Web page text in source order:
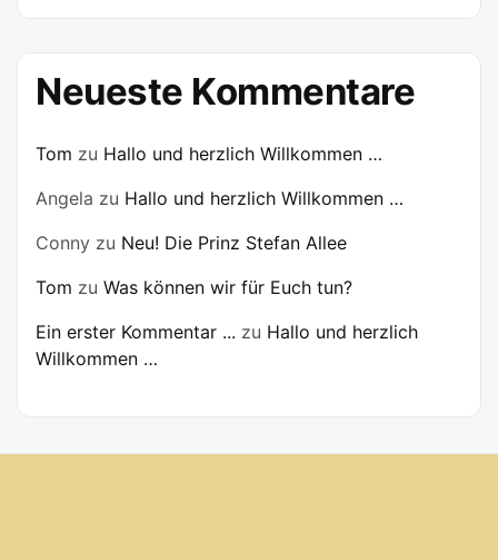
Neueste Kommentare
Tom zu Hallo und herzlich Willkommen …
Angela zu Hallo und herzlich Willkommen …
Conny zu Neu! Die Prinz Stefan Allee
Tom zu Was können wir für Euch tun?
Ein erster Kommentar ... zu Hallo und herzlich
Willkommen …